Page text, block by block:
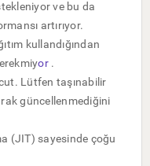
ve bu da
artırıyor.
kullandığından
or.
Lütfen taşınabilir
güncellenmediğini
(JIT) sayesinde çoğu